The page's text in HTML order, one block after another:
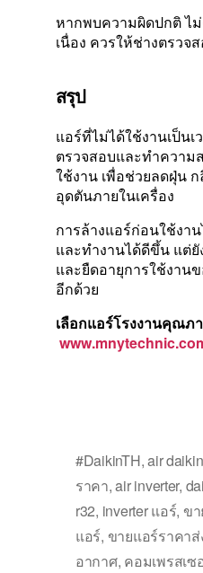
หากพบความผิดปกติ ไม่
เนื่อง ควรให้ช่างตรวจ
สรุป
แอร์ที่ไม่ได้ใช้งานเป็น
ตรวจสอบและทำความ
ใช้งาน เพื่อช่วยลดฝุ่น
อุดตันภายในเครื่อง
การล้างแอร์ก่อนใช้งา
และทำงานได้ดีขึ้น แต่
และยืดอายุการใช้งาน
อีกด้วย
เลือกแอร์โรงงานคุณภ
#DaikinTH,air
ราคา,air inverter,
r32, inverter แอร์, ข
แอร์, ขายแอร์ราคาส่
อากาศ, คอมเพรสเซ